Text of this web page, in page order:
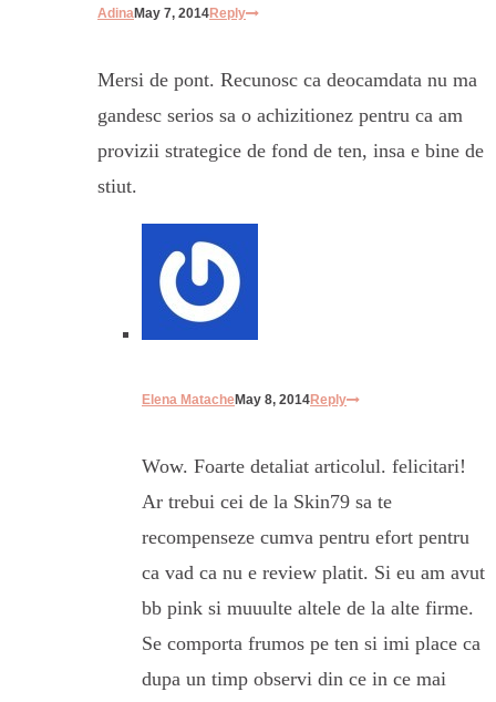
AdinaMay 7, 2014Reply
Mersi de pont. Recunosc ca deocamdata nu ma
gandesc serios sa o achizitionez pentru ca am
provizii strategice de fond de ten, insa e bine de
stiut.
Elena MatacheMay 8, 2014Reply
Wow. Foarte detaliat articolul. felicitari!
Ar trebui cei de la Skin79 sa te
recompenseze cumva pentru efort pentru
ca vad ca nu e review platit. Si eu am avut
bb pink si muuulte altele de la alte firme.
Se comporta frumos pe ten si imi place ca
dupa un timp observi din ce in ce mai